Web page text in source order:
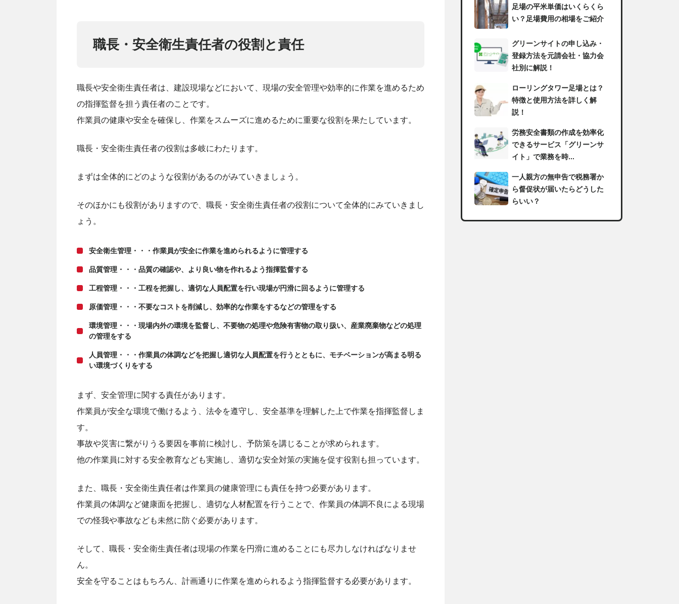
職長・安全衛生責任者の役割と責任
職長や安全衛生責任者は、建設現場などにおいて、現場の安全管理や効率的に作業を進めるため
の指揮監督を担う責任者のことです。
作業員の健康や安全を確保し、作業をスムーズに進めるために重要な役割を果たしています。
職長・安全衛生責任者の役割は多岐にわたります。
まずは全体的にどのような役割があるのがみていきましょう。
そのほかにも役割がありますので、職長・安全衛生責任者の役割について全体的にみていきまし
ょう。
安全衛生管理・・・ 作業員が安全に作業を進められるように管理する
品質管理・・・ 品質の確認や、より良い物を作れるよう指揮監督する
工程管理・・・ 工程を把握し、適切な人員配置を行い現場が円滑に回るように管理する
原価管理・・・ 不要なコストを削減し、効率的な作業をするなどの管理をする
環境管理 ・・・現場内外の環境を監督し、不要物の処理や危険有害物の取り扱い、産業廃棄物などの処理
の管理をする
人員管理・・・ 作業員の体調などを把握し適切な人員配置を行うとともに、モチベーションが高まる明る
い環境づくりをする
まず、安全管理に関する責任があります。
作業員が安全な環境で働けるよう、法令を遵守し、安全基準を理解した上で作業を指揮監督しま
す。
事故や災害に繋がりうる要因を事前に検討し、予防策を講じることが求められます。
他の作業員に対する安全教育なども実施し、適切な安全対策の実施を促す役割も担っています。
また、職長・安全衛生責任者は作業員の健康管理にも責任を持つ必要があります。
作業員の体調など健康面を把握し、適切な人材配置を行うことで、作業員の体調不良による現場
での怪我や事故なども未然に防ぐ必要があります。
そして、職長・安全衛生責任者は現場の作業を円滑に進めることにも尽力しなければなりませ
ん。
安全を守ることはもちろん、計画通りに作業を進められるよう指揮監督する必要があります。
足場の平米単価はいくらくら
い？足場費用の相場をご紹介
グリーンサイトの申し込み・
登録方法を元請会社・協力会
社別に解説！
ローリングタワー足場とは？
特徴と使用方法を詳しく解
説！
労務安全書類の作成を効率化
できるサービス「グリーンサ
イト」で業務を時...
一人親方の無申告で税務署か
ら督促状が届いたらどうした
らいい？
足場の組み立てに資格は必